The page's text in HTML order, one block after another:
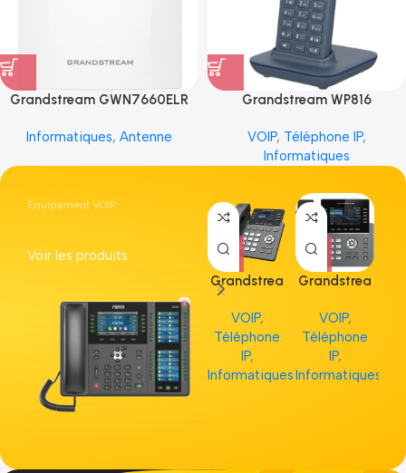
Grandstream GWN7660ELR
Informatiques, Antenne
Grandstream WP816
VOIP, Téléphone IP,
Informatiques
Equipement VOIP
Voir les produits
Grandstrea
m GRP2613
VOIP,
Téléphone
IP,
Informatiques
Grandstrea
VOIP,
Téléphone
IP,
Informatiques